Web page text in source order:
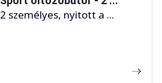
2 személyes, nyitott a ...